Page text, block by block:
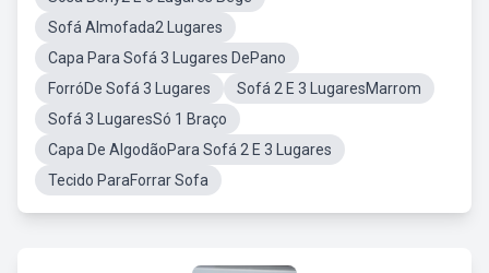
Sofá Almofada2 Lugares
Capa Para Sofá 3 Lugares DePano
ForróDe Sofá 3 Lugares
Sofá 2 E 3 LugaresMarrom
Sofá 3 LugaresSó 1 Braço
Capa De AlgodãoPara Sofá 2 E 3 Lugares
Tecido ParaForrar Sofa